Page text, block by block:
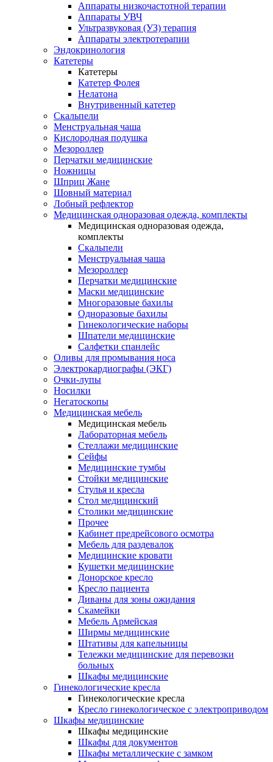
Аппараты низкочастотной терапии
Аппараты УВЧ
Ультразвуковая (УЗ) терапия
Аппараты электротерапии
Эндокринология
Катетеры
Катетеры
Катетер Фолея
Нелатона
Внутривенный катетер
Скальпели
Менструальная чаша
Кислородная подушка
Мезороллер
Перчатки медицинские
Ножницы
Шприц Жане
Шовный материал
Лобный рефлектор
Медицинская одноразовая одежда, комплекты
Медицинская одноразовая одежда,
комплекты
Скальпели
Менструальная чаша
Мезороллер
Перчатки медицинские
Маски медицинские
Многоразовые бахилы
Одноразовые бахилы
Гинекологические наборы
Шпатели медицинские
Салфетки спанлейс
Оливы для промывания носа
Электрокардиографы (ЭКГ)
Очки-лупы
Носилки
Негатоскопы
Медицинская мебель
Медицинская мебель
Лабораторная мебель
Стеллажи медицинские
Сейфы
Медицинские тумбы
Стойки медицинские
Cтулья и кресла
Стол медицинский
Столики медицинские
Прочее
Кабинет предрейсового осмотра
Мебель для раздевалок
Медицинские кровати
Кушетки медицинские
Донорское кресло
Кресло пациента
Диваны для зоны ожидания
Скамейки
Мебель Армейская
Ширмы медицинские
Штативы для капельницы
Тележки медицинские для перевозки
больных
Шкафы медицинские
Гинекологические кресла
Гинекологические кресла
Кресло гинекологическое с электроприводом
Шкафы медицинские
Шкафы медицинские
Шкафы для документов
Шкафы металлические с замком